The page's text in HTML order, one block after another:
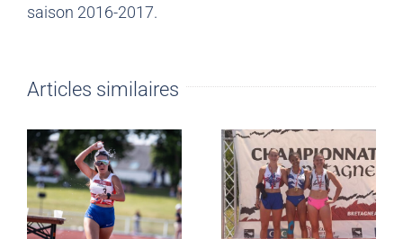
saison 2016-2017.
Articles similaires